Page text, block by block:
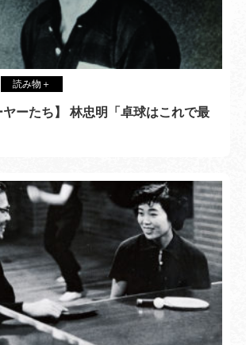
読み物＋
ヤーたち】 林忠明「卓球はこれで最